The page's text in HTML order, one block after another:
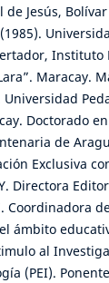
de Jesús,
Instituto
Maracay.
Universidad
Doctorado
de
Exclusiva
Directora
Coordinadora
ámbito
al
(PEI).